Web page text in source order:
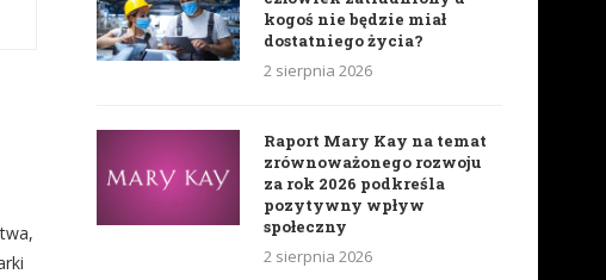
kogoś nie będzie miał
dostatniego życia?
2 sierpnia 2026
Raport Mary Kay na temat
zrównoważonego rozwoju
za rok 2026 podkreśla
pozytywny wpływ
społeczny
2 sierpnia 2026